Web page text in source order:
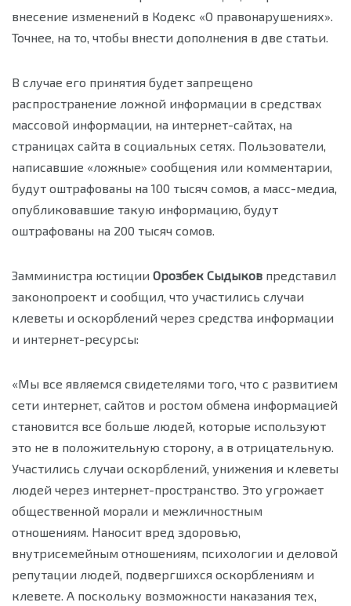
внесение изменений в Кодекс «О правонарушениях».
Точнее, на то, чтобы внести дополнения в две статьи.
В случае его принятия будет запрещено
распространение ложной информации в средствах
массовой информации, на интернет-сайтах, на
страницах сайта в социальных сетях. Пользователи,
написавшие «ложные» сообщения или комментарии,
будут оштрафованы на 100 тысяч сомов, а масс-медиа,
опубликовавшие такую информацию, будут
оштрафованы на 200 тысяч сомов.
Замминистра юстиции Орозбек Сыдыков представил
законопроект и сообщил, что участились случаи
клеветы и оскорблений через средства информации
и интернет-ресурсы:
«Мы все являемся свидетелями того, что с развитием
сети интернет, сайтов и ростом обмена информацией
становится все больше людей, которые используют
это не в положительную сторону, а в отрицательную.
Участились случаи оскорблений, унижения и клеветы
людей через интернет-пространство. Это угрожает
общественной морали и межличностным
отношениям. Наносит вред здоровью,
внутрисемейным отношениям, психологии и деловой
репутации людей, подвергшихся оскорблениям и
клевете. А поскольку возможности наказания тех,